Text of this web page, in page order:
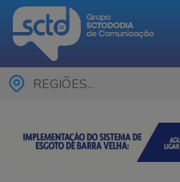
REGIÕES...